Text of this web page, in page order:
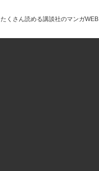
たくさん読める講談社のマンガWEB